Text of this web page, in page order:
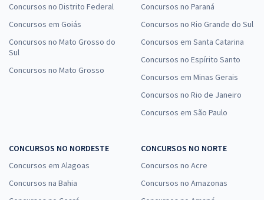
Concursos no Distrito Federal
Concursos em Goiás
Concursos no Mato Grosso do
Sul
Concursos no Mato Grosso
Concursos no Paraná
Concursos no Rio Grande do Sul
Concursos em Santa Catarina
Concursos no Espírito Santo
Concursos em Minas Gerais
Concursos no Rio de Janeiro
Concursos em São Paulo
CONCURSOS NO NORDESTE
Concursos em Alagoas
Concursos na Bahia
CONCURSOS NO NORTE
Concursos no Acre
Concursos no Amazonas